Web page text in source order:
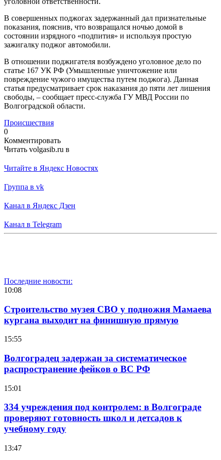
В совершенных поджогах задержанный дал признательные
показания, пояснив, что возвращался ночью домой в
состоянии изрядного «подпития» и используя простую
зажигалку поджог автомобили.
В отношении поджигателя возбуждено уголовное дело по
статье 167 УК РФ (Умышленные уничтожение или
повреждение чужого имущества путем поджога). Данная
статья предусматривает срок наказания до пяти лет лишения
свободы, – сообщает пресс-служба ГУ МВД России по
Волгоградской области.
Происшествия
0
Комментировать
Читать volgasib.ru в
Читайте в Яндекс Новостях
Группа в vk
Канал в Яндекс Дзен
Канал в Telegram
Последние новости:
10:08
Строительство музея СВО у подножия Мамаева
кургана выходит на финишную прямую
15:55
Волгоградец задержан за систематическое
распространение фейков о ВС РФ
15:01
334 учреждения под контролем: в Волгограде
проверяют готовность школ и детсадов к
учебному году
13:47